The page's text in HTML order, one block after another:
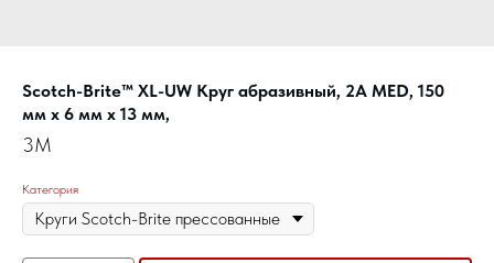
Scotch-Brite™ XL-UW Круг абразивный, 2A MED, 150
мм х 6 мм х 13 мм,
3M
Категория